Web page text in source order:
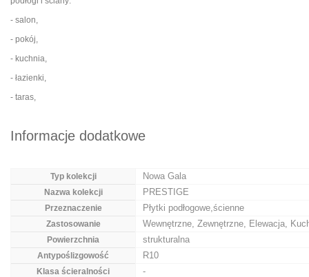
- salon,
- pokój,
- kuchnia,
- łazienki,
- taras,
Informacje dodatkowe
Typ kolekcji Nowa Gala
Nazwa kolekcji PRESTIGE
Przeznaczenie Płytki podłogowe,ścienne
Zastosowanie Wewnętrzne, Zewnętrzne, Elewacja,
Powierzchnia strukturalna
Antypoślizgowość R10
Klasa ścieralności -